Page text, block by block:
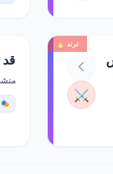
ترند 🔥
⚔️